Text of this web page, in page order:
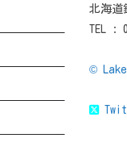
北海道
TEL :
©